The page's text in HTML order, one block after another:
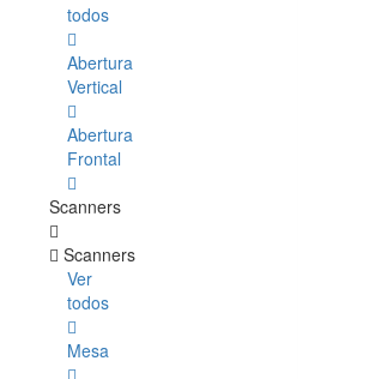
todos
Abertura
Vertical
Abertura
Frontal
Scanners
Scanners
Ver
todos
Mesa